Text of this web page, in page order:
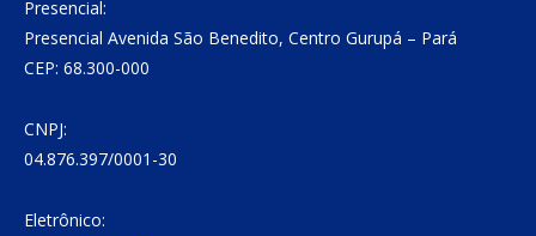
Presencial:
Presencial Avenida São Benedito, Centro Gurupá – Pará
CEP: 68.300-000
CNPJ:
04.876.397/0001-30
Eletrônico: